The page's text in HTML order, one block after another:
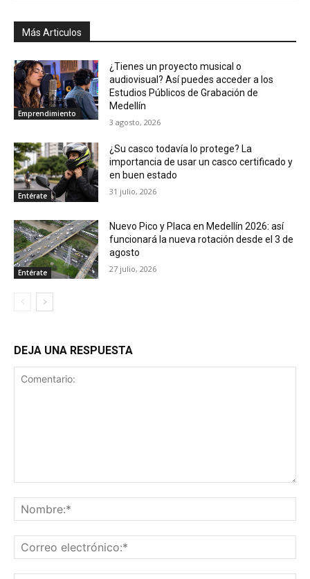
Más Articulos
Emprendimiento
¿Tienes un proyecto musical o
audiovisual? Así puedes acceder a los
Estudios Públicos de Grabación de
Medellín
3 agosto, 2026
Entérate
¿Su casco todavía lo protege? La
importancia de usar un casco certificado y
en buen estado
31 julio, 2026
Entérate
Nuevo Pico y Placa en Medellín 2026: así
funcionará la nueva rotación desde el 3 de
agosto
27 julio, 2026
DEJA UNA RESPUESTA